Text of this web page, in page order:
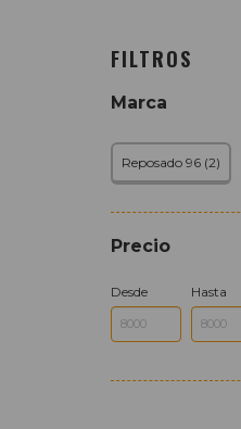
FILTROS
Marca
Reposado 96 (2)
Precio
Desde Hasta